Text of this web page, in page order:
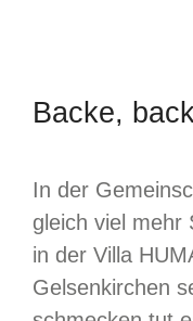
Backe,
In der
gleich viel mehr
in der Villa
Gelsenkirchen